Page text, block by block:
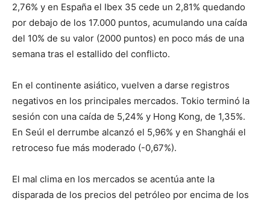
2,76% y en España el Ibex 35 cede un 2,81% quedando
por debajo de los 17.000 puntos, acumulando una caída
del 10% de su valor (2000 puntos) en poco más de una
semana tras el estallido del conflicto.
En el continente asiático, vuelven a darse registros
negativos en los principales mercados. Tokio terminó la
sesión con una caída de 5,24% y Hong Kong, de 1,35%.
En Seúl el derrumbe alcanzó el 5,96% y en Shanghái el
retroceso fue más moderado (-0,67%).
El mal clima en los mercados se acentúa ante la
disparada de los precios del petróleo por encima de los